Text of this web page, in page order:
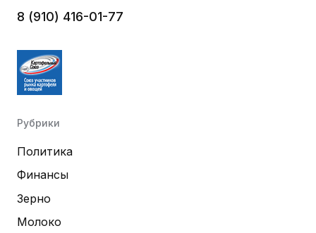
8 (910) 416-01-77
Рубрики
Политика
Финансы
Зерно
Молоко